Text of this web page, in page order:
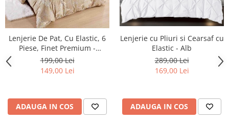
Lenjerie De Pat, Cu Elastic, 6
Piese, Finet Premium -
LPBF6PE48
199,00 Lei
149,00 Lei
ADAUGA IN COS
Lenjerie cu Pliuri si Cearsaf cu
Elastic - Alb
289,00 Lei
169,00 Lei
ADAUGA IN COS